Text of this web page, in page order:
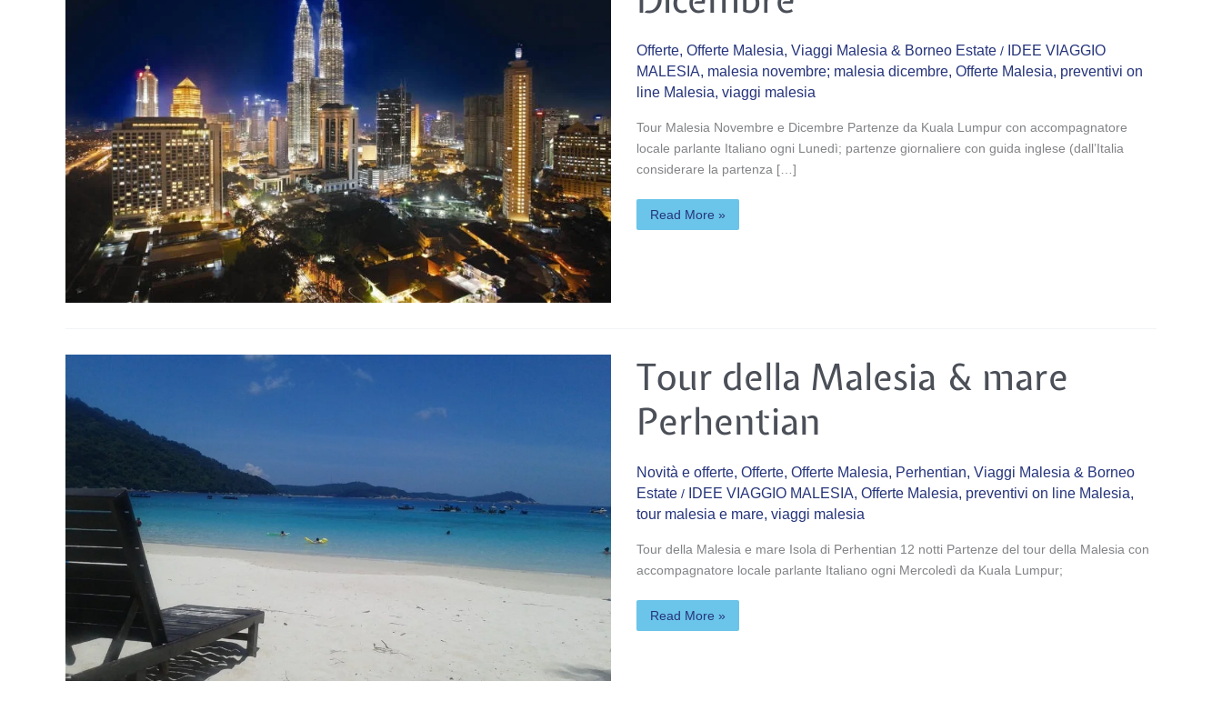
Offerte, Offerte Malesia, Viaggi Malesia & Borneo Estate /
IDEE VIAGGIO
MALESIA, malesia novembre; malesia dicembre, Offerte Malesia, preventivi on
line Malesia, viaggi malesia
Tour Malesia Novembre e Dicembre Partenze da Kuala Lumpur con accompagnatore
locale parlante Italiano ogni Lunedì; partenze giornaliere con guida inglese (dall’Italia
considerare la partenza […]
Read More »
Tour della Malesia & mare
Perhentian
Novità e offerte, Offerte, Offerte Malesia, Perhentian, Viaggi Malesia & Borneo
Estate / IDEE VIAGGIO MALESIA, Offerte Malesia, preventivi on line Malesia,
tour malesia e mare, viaggi malesia
Tour della Malesia e mare Isola di Perhentian 12 notti Partenze del tour della Malesia con
accompagnatore locale parlante Italiano ogni Mercoledì da Kuala Lumpur;
della
Malesia
mare
Perhentian
Read More »